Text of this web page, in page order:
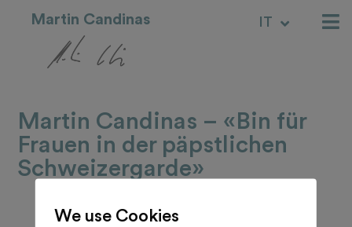
Martin Candinas IT
RM
Martin Candinas – «Bin für
Frauen in der päpstlichen
Schweizergarde»
We use Cookies